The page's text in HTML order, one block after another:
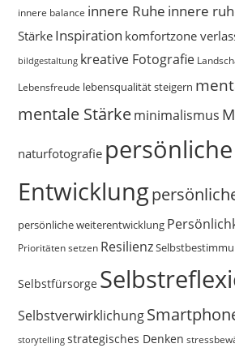
innere balance innere Ruhe innere
Stärke Inspiration komfortzone
bildgestaltung kreative Fotografie
Lebensfreude lebensqualität steigern
mentale Stärkeminimalismus
naturfotografie persönliche
Entwicklung
persönliche weiterentwicklung
Prioritäten setzen Resilienz
Selbstfürsorge
Selbstverwirklichung
storytelling strategisches Denken